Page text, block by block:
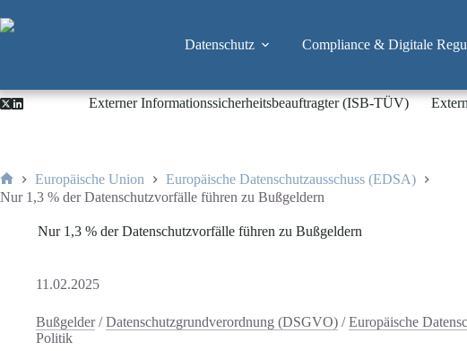
Inhalt
Datenschutz Compliance & Digitale
Externer Informationssicherheitsbeauftragter (ISB-TÜV)
Start
Europäische Union
Europäische Datenschutzausschuss (EDSA)
Nur 1,3 % der Datenschutzvorfälle führen zu Bußgeldern
Nur 1,3 % der Datenschutzvorfälle führen zu Bußgeldern
11.02.2025
Bußgelder/Datenschutzgrundverordnung (DSGVO) /Europäische
Politik